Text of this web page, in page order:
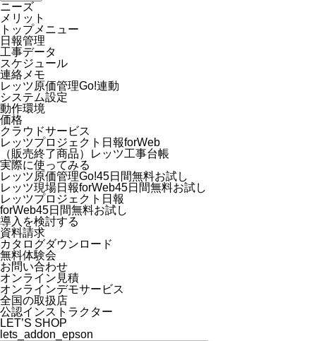
ニーズ
メリット
トップメニュー
日報管理
工事データ
スケジュール
連絡メモ
レッツ原価管理Go!連動
システム設定
動作環境
価格
クラウドサービス
レッツプロジェクト日報forWeb
（販売終了商品）レッツ工事台帳
実際に使ってみる
レッツ原価管理Go!45日間無料お試し
レッツ現場日報forWeb45日間無料お試し
レッツプロジェクト日報
forWeb45日間無料お試し
導入を検討する
資料請求
カタログダウンロード
無料体験会
お問い合わせ
オンライン見積
オンラインデモサービス
全国の取扱店
公認インストラクター
LET’S SHOP
lets_addon_epson